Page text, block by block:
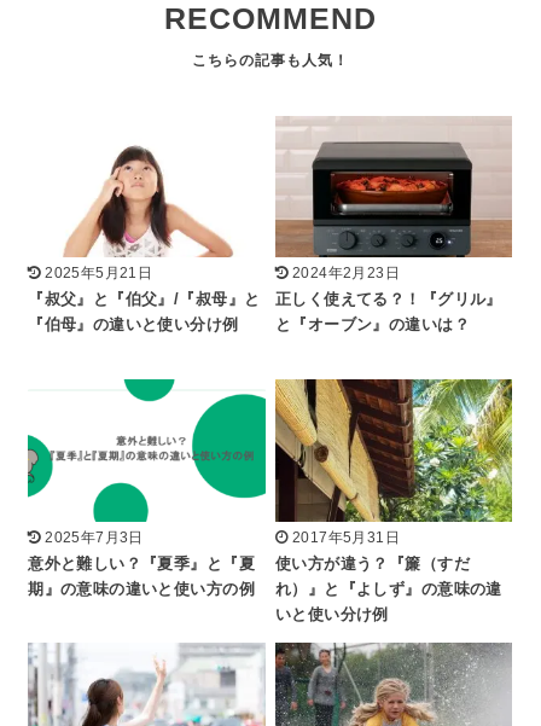
RECOMMEND
2025年5月21日
『叔父』と『伯父』/『叔母』と
『伯母』の違いと使い分け例
2024年2月23日
正しく使えてる？！『グリル』
と『オーブン』の違いは？
2025年7月3日
意外と難しい？『夏季』と『夏
期』の意味の違いと使い方の例
2017年5月31日
使い方が違う？『簾（すだ
れ）』と『よしず』の意味の違
いと使い分け例